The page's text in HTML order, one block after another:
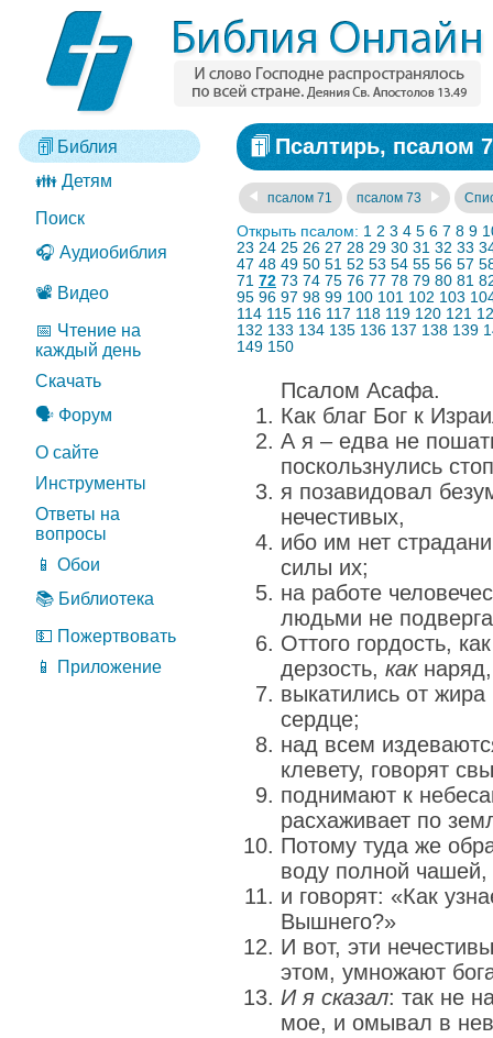
Библия
👪 Детям
Поиск
🎧 Аудиобиблия
📽️ Видео
📅 Чтение на
каждый день
Скачать
🗣️ Форум
О сайте
Инструменты
Ответы на
вопросы
📱 Обои
📚 Библиотека
💵 Пожертвовать
📱 Приложение
Псалтирь, псалом
псалом 71 псалом 73
Открыть псалом: 1 2 3 4 5 6 7 8 9
23 24 25 26 27 28 29 30 31 32 33
47 48 49 50 51 52 53 54 55 56 57
71 72 73 74 75 76 77 78 79 80 81
95 96 97 98 99 100 101 102 103
114 115 116 117 118 119 120 121
132 133 134 135 136 137 138 139
149 150
Псалом Асафа.
Как благ Бог к
А я – едва не
поскользнулись
я позавидовал
нечестивых,
ибо им нет
силы их;
на работе
людьми не
Оттого гордость,
дерзость, какнаряд,
выкатились от
сердце;
над всем
клевету, говорят
поднимают к
расхаживает по
Потому туда же
воду полной чашей,
и говорят: «Как
Вышнего?»
И вот, эти
этом, умножают
И я сказал: так не
мое, и омывал в